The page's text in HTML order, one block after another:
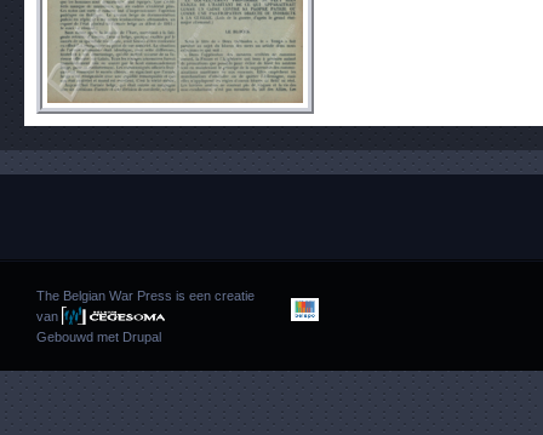
The Belgian War Press is een creatie
van
Gebouwd met Drupal